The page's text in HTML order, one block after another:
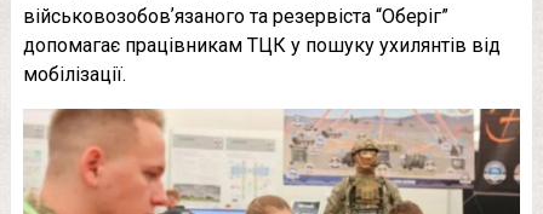
військовозобовʼязаного та резервіста “Оберіг”
допомагає працівникам ТЦК у пошуку ухилянтів від
мобілізації.